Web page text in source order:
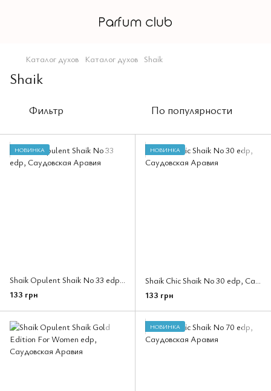
Каталог духов Каталог духов Shaik
Shaik
Фильтр По популярности
НОВИНКА
Shaik Opulent Shaik No 33 edp, Саудовская Аравия
133 грн
НОВИНКА
Shaik Chic Shaik No 30 edp, Саудовская Аравия
133 грн
НОВИНКА